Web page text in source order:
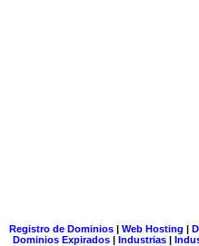
Registro de Dominios| Web Hosting |
Dominios Expirados | Industrias |